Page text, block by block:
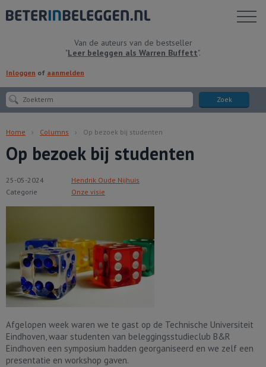
Van de auteurs van de bestseller
"Leer beleggen als Warren Buffett".
Inloggen of aanmelden
Zoek
Toon
Home Columns Op bezoek bij studenten
Op bezoek bij studenten
25-05-2024
Hendrik Oude Nijhuis
Categorie
Onze visie
Afgelopen week waren we te gast op de Technische Universiteit
Eindhoven, waar studenten van beleggingsstudieclub B&R
Eindhoven een symposium hadden georganiseerd en we zelf een
presentatie en workshop gaven.